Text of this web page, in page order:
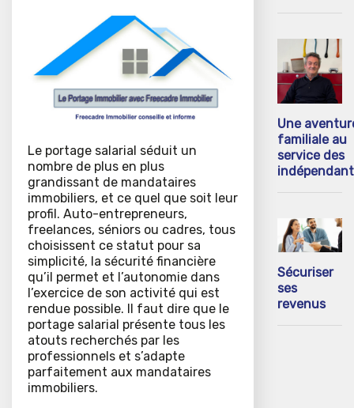
Le portage salarial séduit un
nombre de plus en plus
grandissant de mandataires
immobiliers, et ce quel que soit leur
profil. Auto-entrepreneurs,
freelances, séniors ou cadres, tous
choisissent ce statut pour sa
simplicité, la sécurité financière
qu’il permet et l’autonomie dans
l’exercice de son activité qui est
rendue possible. Il faut dire que le
portage salarial présente tous les
atouts recherchés par les
professionnels et s’adapte
parfaitement aux mandataires
immobiliers.
Une
familiale au
service des
Sécuriser
ses
revenus